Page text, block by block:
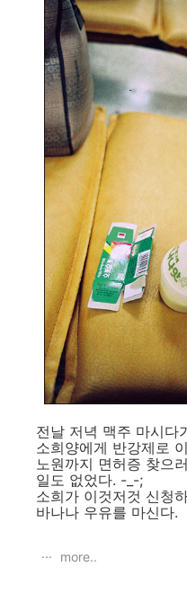
전날 저녁 맥주 마시다
소희양에게 반강제로
노원까지 면허증 찾으
일도 없었다. -_-;
소희가 이것저것 신청
바나나 우유를 마신다.
more..